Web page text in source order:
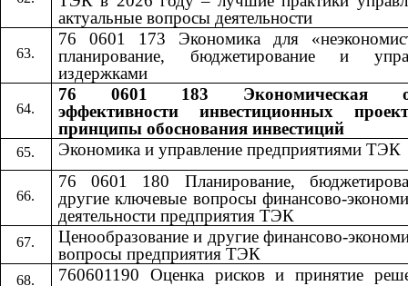
актуальные вопросы деятельности
76 0601 173 Экономика для
планирование, бюджетирование и
издержками
76 0601 183 Экономическая
эффективности инвестиционных
принципы обоснования инвестиций
Экономика и управление предприятиями ТЭК
76 0601 180 Планирование,
другие ключевые вопросы финансово-
деятельности предприятия ТЭК
Ценообразование и другие финансово-
вопросы предприятия ТЭК
760601190 Оценка рисков и принятие